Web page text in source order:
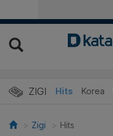
ZIGI Hits Korea
Zigi Hits